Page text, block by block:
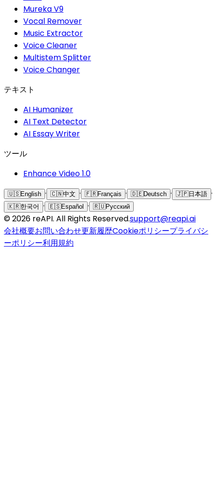
Mureka V9
Vocal Remover
Music Extractor
Voice Cleaner
Multistem Splitter
Voice Changer
テキスト
AI Humanizer
AI Text Detector
AI Essay Writer
ツール
Enhance Video 1.0
🇺🇸English · 🇨🇳中文 · 🇫🇷Français · 🇩🇪Deutsch · 🇯🇵日本語 ·
🇰🇷한국어 · 🇪🇸Español · 🇷🇺Русский
©2026 reAPI. All Rights Reserved.support@reapi.ai
会社概要お問い合わせ更新履歴Cookieポリシープライバシ
ーポリシー利用規約